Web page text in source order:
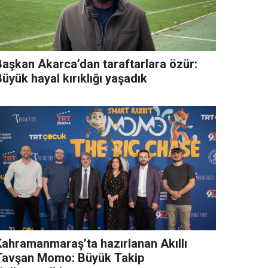
Akarca’dan taraftarlara özür:
hayal kırıklığı yaşadık
hazırlanan Akıllı
Momo: Büyük Takip